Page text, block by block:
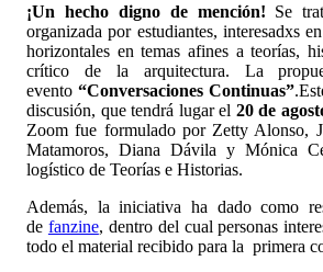
¡Un hecho digno de mención! Se
organizada por estudiantes, interesadxs
horizontales en temas afines a teorías,
crítico de la arquitectura. La
evento“Conversaciones Continuas”
discusión, que tendrá lugar el 20 de
Zoom fue formulado por Zetty Alonso,
Matamoros, Diana Dávila y Mónica
logístico de Teorías e Historias.
Además, la iniciativa ha dado como
de fanzine, dentro del cual personas
todo el material recibido para la primera